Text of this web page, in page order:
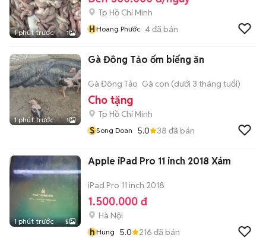
1 phút trước 1
Tp Hồ Chí Minh
HHoang Phước 4đã bán
1 phút trước 1
Gà Đông Tảo ốm biếng ăn
Gà Đông Tảo Gà con (dưới 3 tháng tuổi)
Cho tặng
Tp Hồ Chí Minh
S Song Doan 5.0 38 đã bán
1 phút trước 5
Apple iPad Pro 11 inch 2018 Xám
iPad Pro 11 inch 2018
1.500.000 đ
Hà Nội
hHung 5.0 216 đã bán